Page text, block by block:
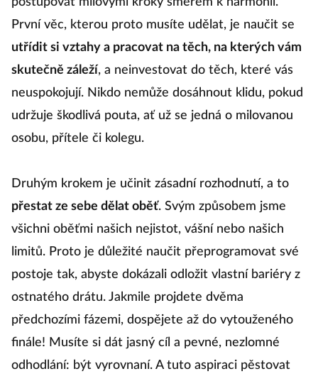
První věc, kterou proto musíte udělat, je naučit se
utřídit si vztahy a pracovat na těch, na kterých vám
skutečně záleží, a neinvestovat do těch, které vás
neuspokojují. Nikdo nemůže dosáhnout klidu, pokud
udržuje škodlivá pouta, ať už se jedná o milovanou
osobu, přítele či kolegu.
Druhým krokem je učinit zásadní rozhodnutí, a to
přestat ze sebe dělat oběť. Svým způsobem jsme
všichni oběťmi našich nejistot, vášní nebo našich
limitů. Proto je důležité naučit přeprogramovat své
postoje tak, abyste dokázali odložit vlastní bariéry z
ostnatého drátu. Jakmile projdete dvěma
předchozími fázemi, dospějete až do vytouženého
finále! Musíte si dát jasný cíl a pevné, nezlomné
odhodlání: být vyrovnaní. A tuto aspiraci pěstovat